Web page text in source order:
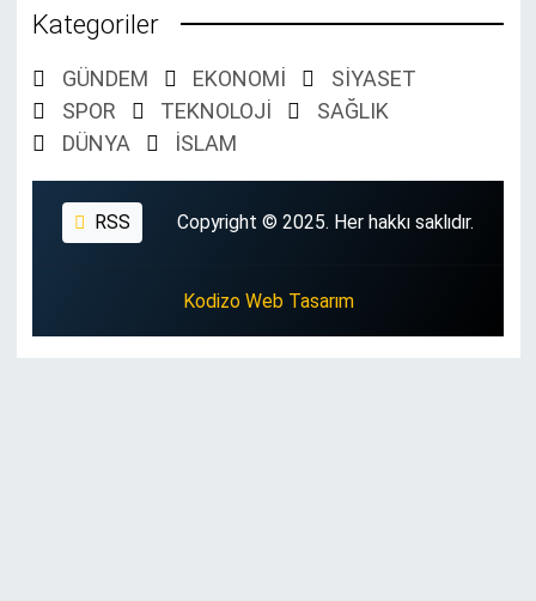
Kategoriler
GÜNDEM EKONOMİ
SİYASET
SPOR
TEKNOLOJİ
SAĞLIK
DÜNYA
İSLAM
RSS Copyright © 2025. Her hakkı saklıdır.
Kodizo Web Tasarım